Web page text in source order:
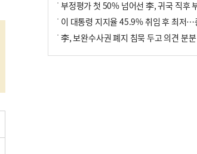
李, 보완수사권 폐지 침묵 두고 의견 분분